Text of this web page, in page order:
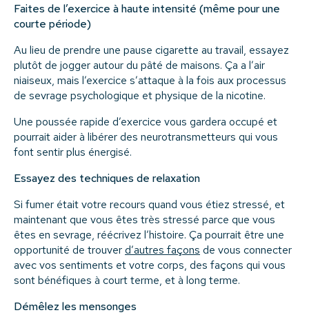
Faites de l’exercice à haute intensité (même pour une
courte période)
Au lieu de prendre une pause cigarette au travail, essayez
plutôt de jogger autour du pâté de maisons. Ça a l’air
niaiseux, mais l’exercice s’attaque à la fois aux processus
de sevrage psychologique et physique de la nicotine.
Une poussée rapide d’exercice vous gardera occupé et
pourrait aider à libérer des neurotransmetteurs qui vous
font sentir plus énergisé.
Essayez des techniques de relaxation
Si fumer était votre recours quand vous étiez stressé, et
maintenant que vous êtes très stressé parce que vous
êtes en sevrage, réécrivez l’histoire. Ça pourrait être une
opportunité de trouverd’autres façons de vous connecter
avec vos sentiments et votre corps, des façons qui vous
sont bénéfiques à court terme, et à long terme.
Démêlez les mensonges